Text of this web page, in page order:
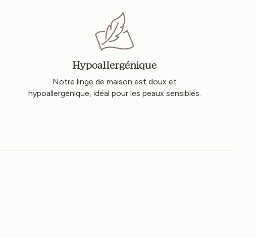
Hypoallergénique
Notre linge de maison est doux et
hypoallergénique, idéal pour les peaux sensibles.